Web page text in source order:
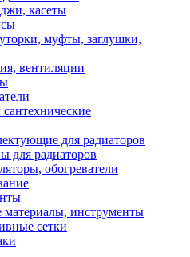
касеты
муфты, заглушки,
вентиляции
для радиаторов
для радиаторов
обогреватели
материалы, инструменты
сетки